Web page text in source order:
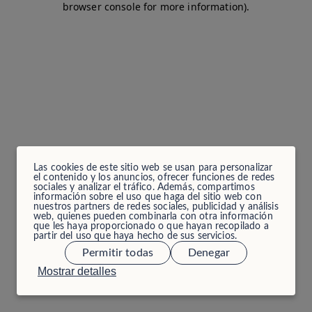
Las cookies de este sitio web se usan para personalizar
el contenido y los anuncios, ofrecer funciones de redes
sociales y analizar el tráfico. Además, compartimos
información sobre el uso que haga del sitio web con
nuestros partners de redes sociales, publicidad y análisis
web, quienes pueden combinarla con otra información
que les haya proporcionado o que hayan recopilado a
partir del uso que haya hecho de sus servicios.
Mostrar detalles
Permitir todas Denegar
browser console for more information).